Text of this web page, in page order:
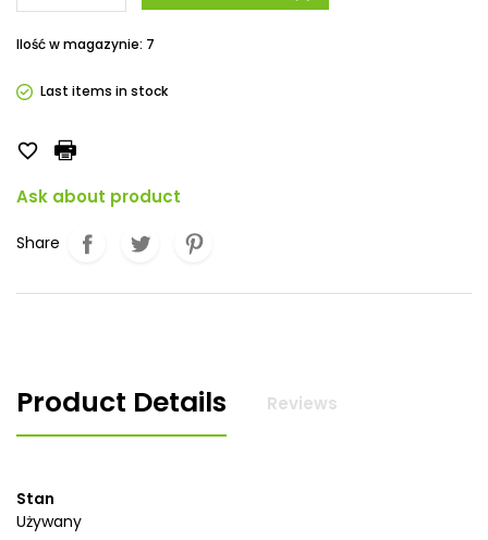
Ilość w magazynie: 7
Last items in stock

Ask about product
Share
Product Details Reviews
Stan
Używany